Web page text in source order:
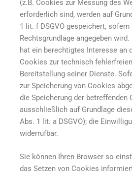
(z.B. Cookies zur Messung des
erforderlich sind, werden auf
1 lit. f DSGVO gespeichert, sofern
Rechtsgrundlage angegeben
hat ein berechtigtes Interesse an
Cookies zur technisch
Bereitstellung seiner Dienste.
zur Speicherung von Cookies
die Speicherung der betreffenden
ausschließlich auf Grundlage
Abs. 1 lit. a DSGVO); die
widerrufbar.
Sie können Ihren Browser so
das Setzen von Cookies